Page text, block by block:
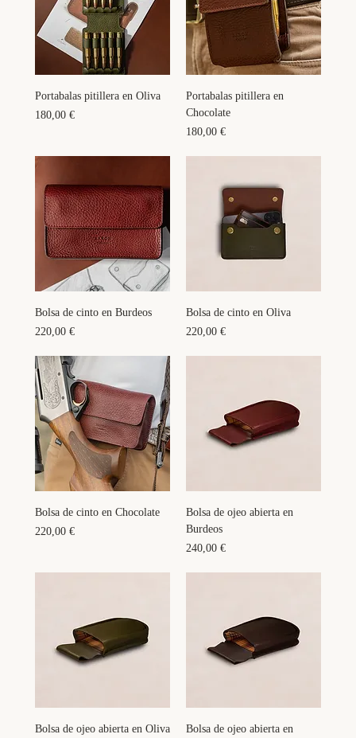
Portabalas pitillera en Oliva
Precio
180,00 €
Portabalas pitillera en
Chocolate
Precio
180,00 €
Bolsa de cinto en Burdeos
Precio
220,00 €
Bolsa de cinto en Oliva
Precio
220,00 €
Bolsa de cinto en Chocolate
Precio
220,00 €
Bolsa de ojeo abierta en
Burdeos
Precio
240,00 €
Bolsa de ojeo abierta en Oliva
Bolsa de ojeo abierta en